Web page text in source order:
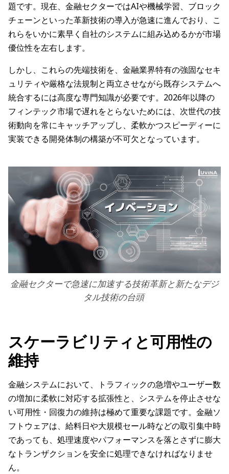
題です。現在、金融セクターではAIや機械学習、ブロック
チェーンといった革新技術の導入が急速に進んでおり、こ
れらをいかに素早く自社のシステムに組み込めるかが市場
優位性を左右します。
しかし、これらの先端技術を、金融業界特有の強固なセキ
ュリティや厳格な法規制と両立させながら既存システムへ
統合するには高度な専門知識が必要です。2026年以降の
フィンテック市場で遅れをとらないためには、次世代の技
術動向を常にキャッチアップし、柔軟かつスピーディーに
実装できる開発体制の構築が不可欠となっています。
金融セクターで急速に加速する技術革新と新たなデジ
タル技術の台頭
スケーラビリティと可用性の
維持
金融システムにおいて、トラフィックの急増やユーザー数
の増加に柔軟に対応する拡張性と、システムを停止させな
い可用性・回復力の維持は極めて重要な課題です。金融ソ
フトウェアは、給料日や大規模セール時などの取引集中時
であっても、処理速度やパフォーマンスを落とさずに膨大
なトランザクションを安全に処理できなければなりませ
ん。